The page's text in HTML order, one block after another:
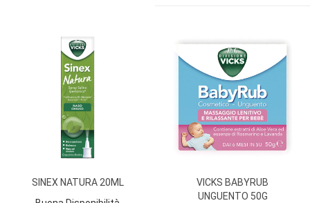
SINEX NATURA 20ML
VICKS BABYRUB
UNGUENTO 50G